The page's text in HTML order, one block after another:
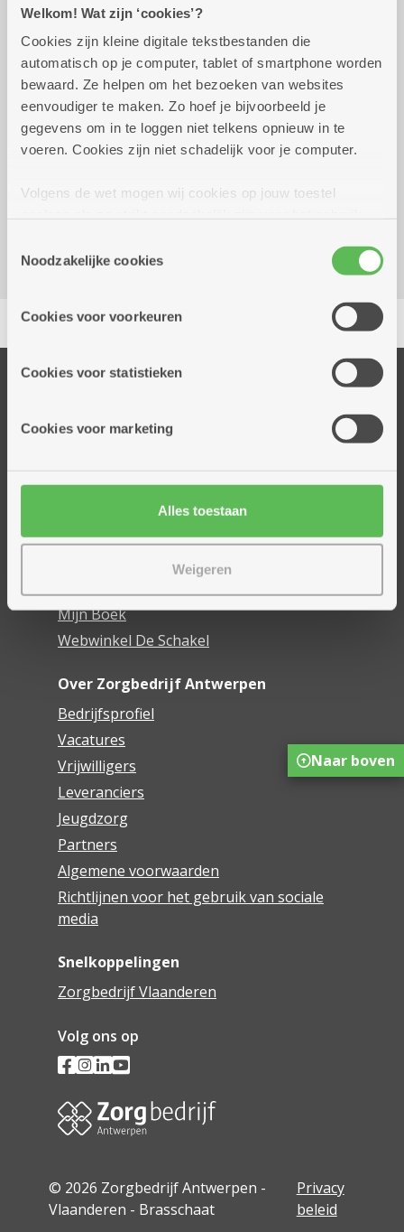
Welkom! Wat zijn ‘cookies’?
Cookies zijn kleine digitale tekstbestanden die
automatisch op je computer, tablet of smartphone worden
bewaard. Ze helpen om het bezoeken van websites
eenvoudiger te maken. Zo hoef je bijvoorbeeld je
gegevens om in te loggen niet telkens opnieuw in te
voeren. Cookies zijn niet schadelijk voor je computer.
Volgens de wet mogen wij cookies op jouw toestel
cookies hebben we jouw toestemming nodig. Sommige
cookies worden geplaatst door derde partijen die een
informatie over jouw (geanonimiseerd) gebruik van onze
partners kunnen deze gegevens combineren met andere
Noodzakelijke cookies
Cookies voor voorkeuren
Cookies voor statistieken
Cookies voor marketing
Alles toestaan
Weigeren
Wekelijks op maandag tot 31
december 2026
10.30 uur tot
11.30 uur
1 euro
Dienstencentrum Bosuil
Bosuil 160
Delen
Onze diensten
Dienstencentra
Woonzorgcentra
Financieel comfort
Mijn Zorgbedrijf
Mijn Boek
Webwinkel De Schakel
Over Zorgbedrijf Antwerpen
Bedrijfsprofiel
Vacatures
Vrijwilligers
Leveranciers
Jeugdzorg
Partners
Algemene voorwaarden
Richtlijnen voor het gebruik van sociale
media
Snelkoppelingen
Zorgbedrijf Vlaanderen
Volg ons op
© 2026 Zorgbedrijf Antwerpen -
Vlaanderen - Brasschaat
Privacy
beleid
Naar boven